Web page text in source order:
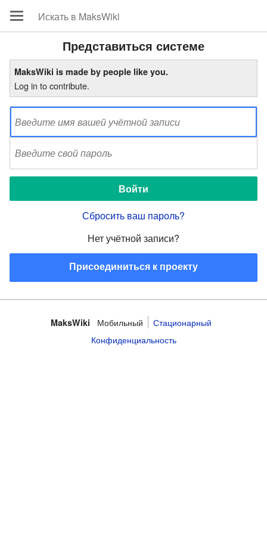
Представиться системе
MaksWiki is made by people like you.
Log in to contribute.
Сбросить ваш пароль?
Нет учётной записи?
Присоединиться к проекту
MaksWiki Мобильный
Стационарный
Конфиденциальность